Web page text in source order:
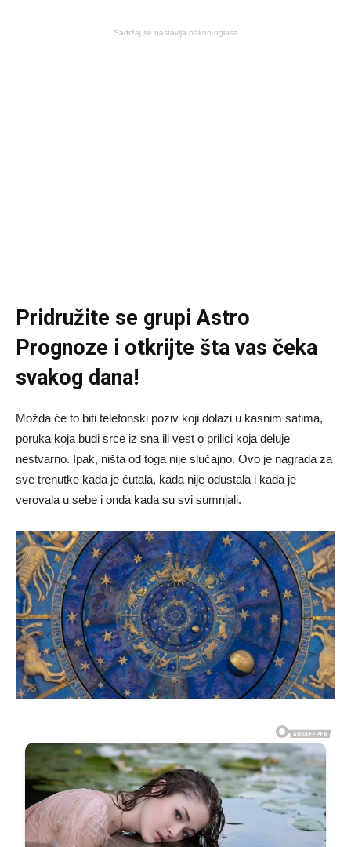
Sadržaj se nastavlja nakon oglasa
Pridružite se grupiAstro
Prognoze i otkrijte šta vas čeka
svakog dana!
Možda će to biti telefonski poziv koji dolazi u kasnim satima,
poruka koja budi srce iz sna ili vest o prilici koja deluje
nestvarno. Ipak, ništa od toga nije slučajno. Ovo je nagrada za
sve trenutke kada je ćutala, kada nije odustala i kada je
verovala u sebe i onda kada su svi sumnjali.